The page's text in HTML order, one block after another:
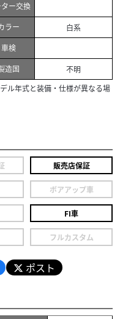
ター交換
ラー
白系
車検
造国
不明
ル年式と装備・仕様が異なる場
販売店保証
ボアアップ車
FI車
フルカスタム
ポスト